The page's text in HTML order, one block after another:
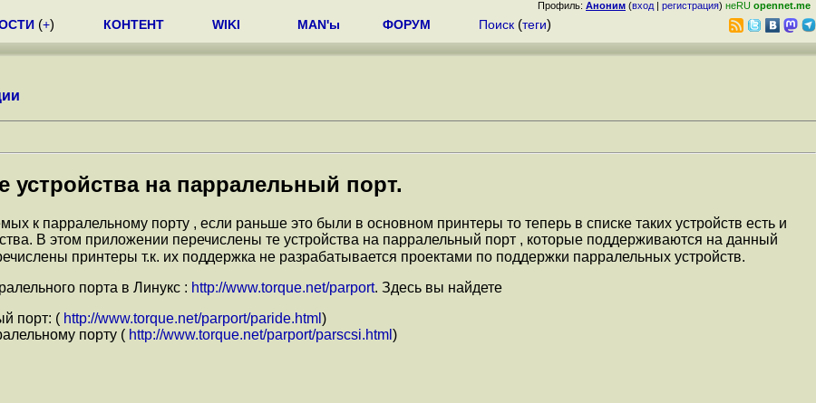
Профиль: Аноним (вход | регистрация) неRU opennet.me
(+) КОНТЕНТ WIKI MAN'ы ФОРУМ Поиск (теги)
на парралельный порт.
к парралельному порту , если раньше это были в основном принтеры то теперь в списке таких устройств есть и
В этом приложении перечислены те устройства на парралельный порт , которые поддерживаются на данный
принтеры т.к. их поддержка не разрабатывается проектами по поддержки парралельных устройств.
порта в Линукс : http://www.torque.net/parport. Здесь вы найдете
порт: ( http://www.torque.net/parport/paride.html )
порту ( http://www.torque.net/parport/parscsi.html )